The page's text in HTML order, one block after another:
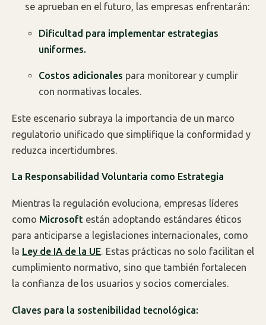
se aprueban en el futuro, las empresas enfrentarán:
Dificultad para implementar estrategias
uniformes.
Costos adicionales para monitorear y cumplir
con normativas locales.
Este escenario subraya la importancia de un marco
regulatorio unificado que simplifique la conformidad y
reduzca incertidumbres.
La Responsabilidad Voluntaria como Estrategia
Mientras la regulación evoluciona, empresas líderes
como Microsoft están adoptando estándares éticos
para anticiparse a legislaciones internacionales, como
la Ley de IA de la UE. Estas prácticas no solo facilitan el
cumplimiento normativo, sino que también fortalecen
la confianza de los usuarios y socios comerciales.
Claves para la sostenibilidad tecnológica: